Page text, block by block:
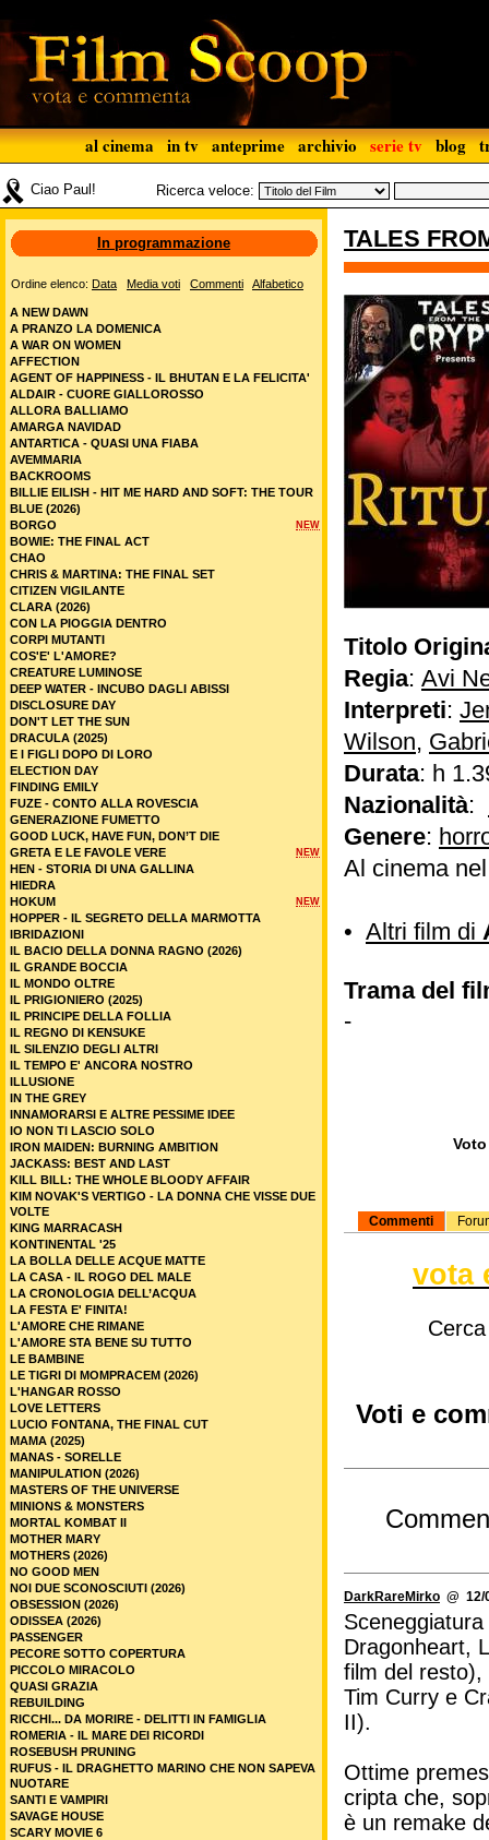
al cinema in tv anteprime archivio serie tv blog
Ciao Paul! Ricerca veloce:
TALES
Titolo
Regia: Avi
Interpreti:
Wilson,
Durata: h
Nazionalità:
Genere:
Al cinema
• Altri film di
Trama del
-
Commenti
vota
Voti e
DarkRareMirko @ 12/
Dragonheart,
film del resto),
Tim Curry e
II).
Ottime
cripta che,
è un remake
In programmazione
Ordine elenco: Data Media voti Commenti Alfabetico
A NEW DAWN
A PRANZO LA DOMENICA
A WAR ON WOMEN
AFFECTION
AGENT OF HAPPINESS - IL BHUTAN E LA FELICITA'
ALDAIR - CUORE GIALLOROSSO
ALLORA BALLIAMO
AMARGA NAVIDAD
ANTARTICA - QUASI UNA FIABA
AVEMMARIA
BACKROOMS
BILLIE EILISH - HIT ME HARD AND SOFT: THE TOUR
BLUE (2026)
NEW
BORGO
BOWIE: THE FINAL ACT
CHAO
CHRIS & MARTINA: THE FINAL SET
CITIZEN VIGILANTE
CLARA (2026)
CON LA PIOGGIA DENTRO
CORPI MUTANTI
COS'E' L'AMORE?
CREATURE LUMINOSE
DEEP WATER - INCUBO DAGLI ABISSI
DISCLOSURE DAY
DON'T LET THE SUN
DRACULA (2025)
E I FIGLI DOPO DI LORO
ELECTION DAY
FINDING EMILY
FUZE - CONTO ALLA ROVESCIA
GENERAZIONE FUMETTO
GOOD LUCK, HAVE FUN, DON’T DIE
NEW
GRETA E LE FAVOLE VERE
HEN - STORIA DI UNA GALLINA
HIEDRA
NEW
HOKUM
HOPPER - IL SEGRETO DELLA MARMOTTA
IBRIDAZIONI
IL BACIO DELLA DONNA RAGNO (2026)
IL GRANDE BOCCIA
IL MONDO OLTRE
IL PRIGIONIERO (2025)
IL PRINCIPE DELLA FOLLIA
IL REGNO DI KENSUKE
IL SILENZIO DEGLI ALTRI
IL TEMPO E' ANCORA NOSTRO
ILLUSIONE
IN THE GREY
INNAMORARSI E ALTRE PESSIME IDEE
IO NON TI LASCIO SOLO
IRON MAIDEN: BURNING AMBITION
JACKASS: BEST AND LAST
KILL BILL: THE WHOLE BLOODY AFFAIR
KIM NOVAK'S VERTIGO - LA DONNA CHE VISSE DUE
VOLTE
KING MARRACASH
KONTINENTAL '25
LA BOLLA DELLE ACQUE MATTE
LA CASA - IL ROGO DEL MALE
LA CRONOLOGIA DELL’ACQUA
LA FESTA E' FINITA!
L'AMORE CHE RIMANE
L'AMORE STA BENE SU TUTTO
LE BAMBINE
LE TIGRI DI MOMPRACEM (2026)
L'HANGAR ROSSO
LOVE LETTERS
LUCIO FONTANA, THE FINAL CUT
MAMA (2025)
MANAS - SORELLE
MANIPULATION (2026)
MASTERS OF THE UNIVERSE
MINIONS & MONSTERS
MORTAL KOMBAT II
MOTHER MARY
MOTHERS (2026)
NO GOOD MEN
NOI DUE SCONOSCIUTI (2026)
OBSESSION (2026)
ODISSEA (2026)
PASSENGER
PECORE SOTTO COPERTURA
PICCOLO MIRACOLO
QUASI GRAZIA
REBUILDING
RICCHI... DA MORIRE - DELITTI IN FAMIGLIA
ROMERIA - IL MARE DEI RICORDI
ROSEBUSH PRUNING
RUFUS - IL DRAGHETTO MARINO CHE NON SAPEVA
NUOTARE
SANTI E VAMPIRI
SAVAGE HOUSE
SCARY MOVIE 6